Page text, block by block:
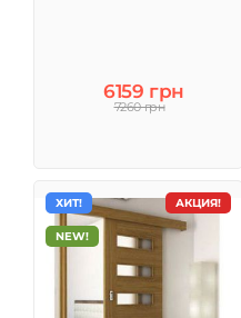
6159 грн
7260 грн
АКЦИЯ!
ХИТ!
NEW!